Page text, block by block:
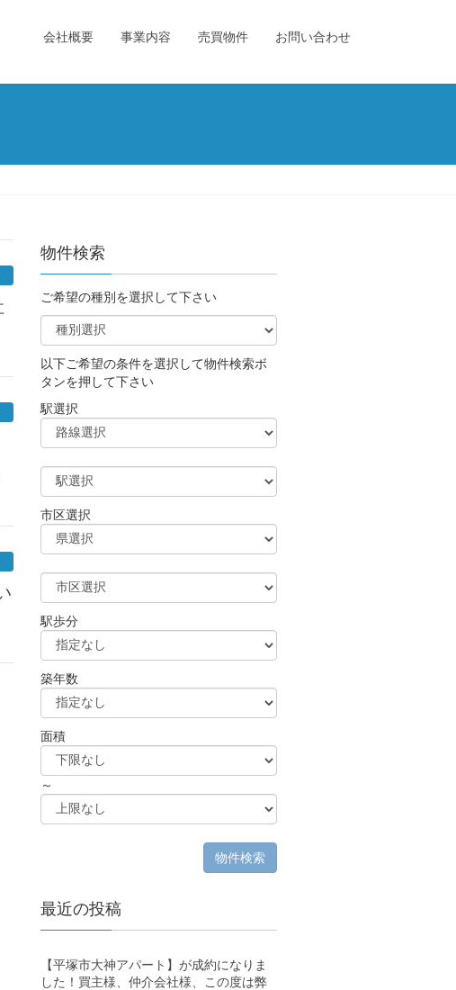
会社概要 事業内容 売買物件 お問い合わせ
物件検索
ご希望の種別を選択して下さい
以下ご希望の条件を選択して物件検索ボ
タンを押して下さい
駅選択
市区選択
駅歩分
築年数
面積
～
最近の投稿
【平塚市大神アパート】が成約になりま
した！買主様、仲介会社様、この度は弊